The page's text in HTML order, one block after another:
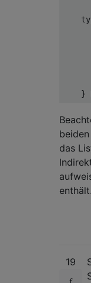
}
das
enthält.
19